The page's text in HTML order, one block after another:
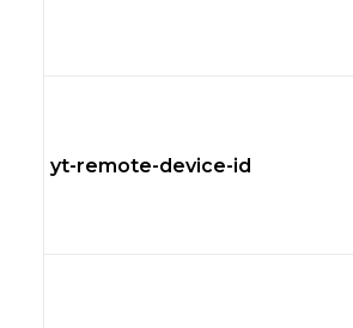
yt-remote-device-id